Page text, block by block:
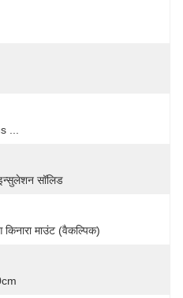
...
सॉलिड
किनारा माउंट (वैकल्पिक)